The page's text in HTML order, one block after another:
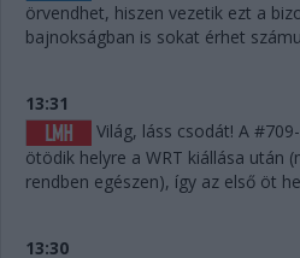
örvendhet, hiszen vezetik ezt a
bajnokságban is sokat érhet
13:31
Világ, láss csodát! A
ötödik helyre a WRT kiállása után
rendben egészen), így az első öt
13:30